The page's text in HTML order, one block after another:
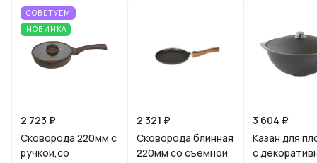
СОВЕТУЕМ
НОВИНКА
2 723 ₽
Сковорода 220мм с
ручкой,со
2 321 ₽
Сковорода блинная
220мм со съемной
3 604 ₽
Казан для
с